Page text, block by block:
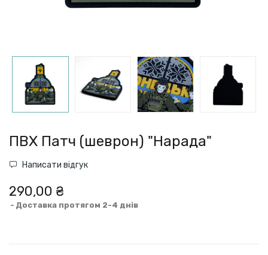
ПВХ Патч (шеврон) "Нарада"
Написати відгук
290,00 ₴
Доставка протягом 2-4 днів